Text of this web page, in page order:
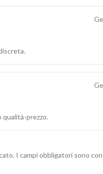
prezzo.
I campi obbligatori sono